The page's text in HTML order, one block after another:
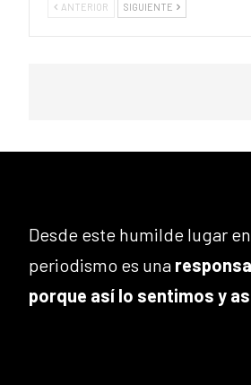
ANTERIOR SIGUIENTE
Desde este humilde lugar
periodismo es una
porque así lo sentimos y